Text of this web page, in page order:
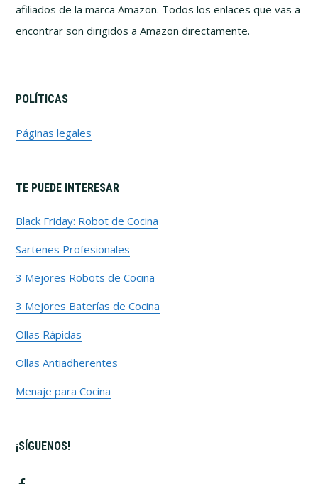
afiliados de la marca Amazon. Todos los enlaces que vas a
encontrar son dirigidos a Amazon directamente.
POLÍTICAS
Páginas legales
TE PUEDE INTERESAR
Black Friday: Robot de Cocina
Sartenes Profesionales
3 Mejores Robots de Cocina
3 Mejores Baterías de Cocina
Ollas Rápidas
Ollas Antiadherentes
Menaje para Cocina
¡SÍGUENOS!